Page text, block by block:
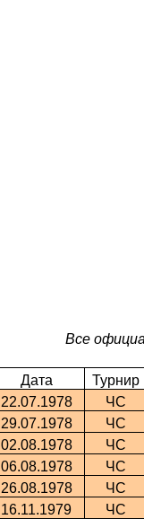
Все
Дата Турнир
22.07.1978 ЧС
29.07.1978 ЧС
02.08.1978 ЧС
06.08.1978 ЧС
26.08.1978 ЧС
16.11.1979 ЧС